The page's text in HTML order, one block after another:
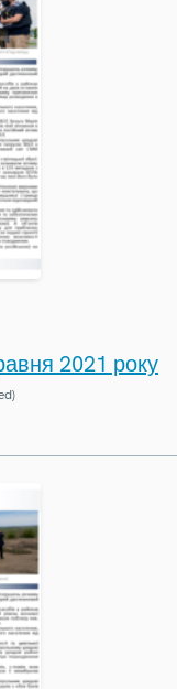
2021 року